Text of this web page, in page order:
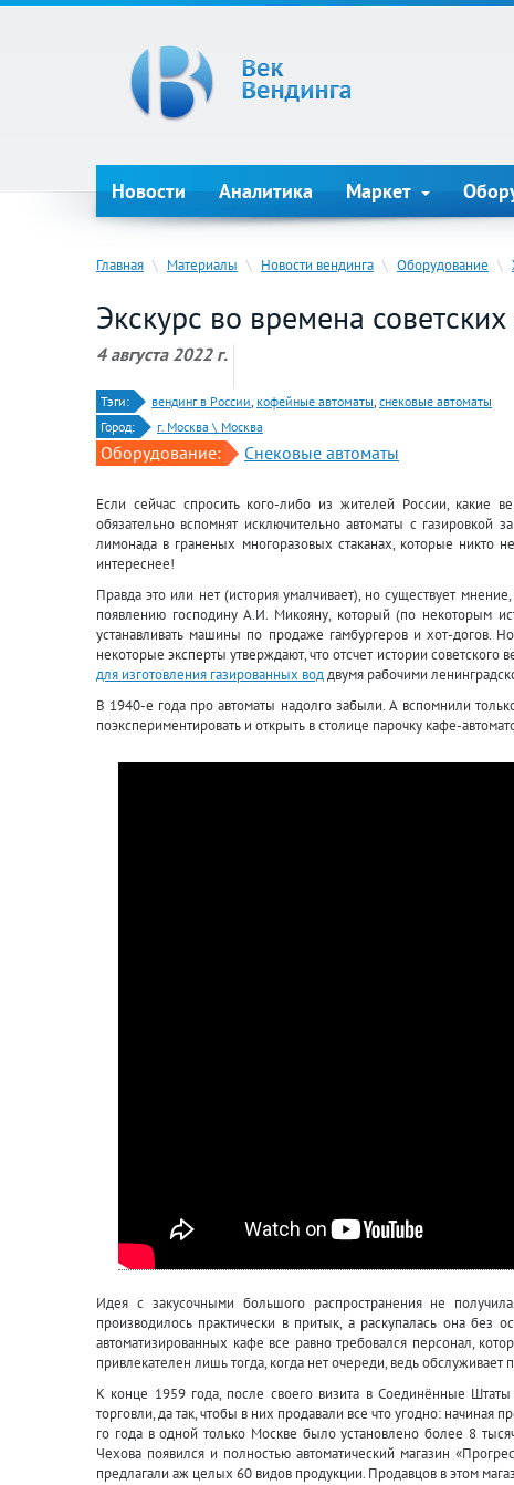
Новости Аналитика Маркет
Главная \ Материалы \ Новости вендинга \ Оборудование \
Экскурс во времена
4 августа 2022 г.
Тэги: вендинг в России, кофейные автоматы, снековые автоматы
Город:
г. Москва \ Москва
Оборудование: Снековые автоматы
Если сейчас спросить кого-либо из жителей России, какие
обязательно вспомнят исключительно автоматы с газировкой
лимонада в граненых многоразовых стаканах, которые никто
интереснее!
Правда это или нет (история умалчивает), но существует
появлению господину А.И. Микояну, который (по некоторым
устанавливать машины по продаже гамбургеров и хот-догов.
некоторые эксперты утверждают, что отсчет истории советского
для изготовления газированных воддвумя рабочими
В 1940-е года про автоматы надолго забыли. А вспомнили
поэкспериментировать и открыть в столице парочку кафе-
Идея с закусочными большого распространения не
производилось практически в притык, а раскупалась она без
автоматизированных кафе все равно требовался персонал,
привлекателен лишь тогда, когда нет очереди, ведь
К конце 1959 года, после своего визита в Соединённые
торговли, да так, чтобы в них продавали все что угодно: начиная
го года в одной только Москве было установлено более 8
Чехова появился и полностью автоматический магазин
предлагали аж целых 60 видов продукции. Продавцов в этом